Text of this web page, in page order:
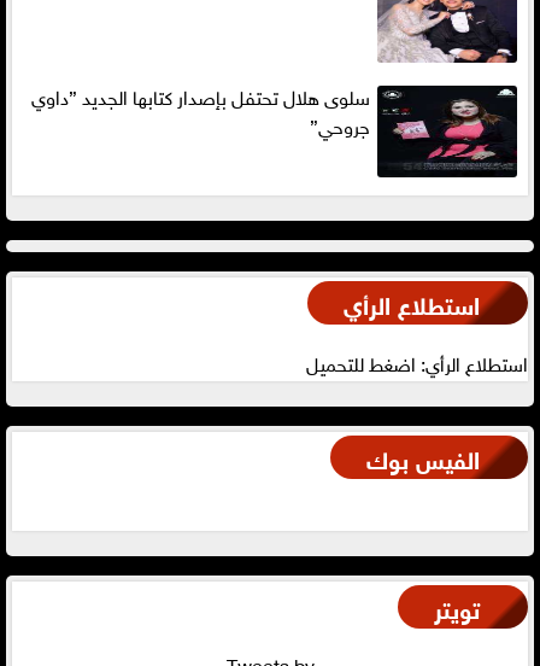
سلوى هلال تحتفل بإصدار كتابها الجديد ”داوي
جروحي”
استطلاع الرأي
استطلاع الرأي: اضغط للتحميل
الفيس بوك
تويتر